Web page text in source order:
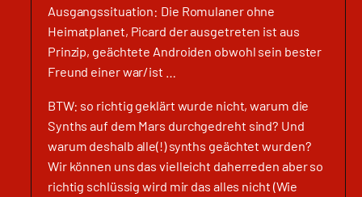
Ausgangssituation: Die Romulaner ohne
Heimatplanet, Picard der ausgetreten ist aus
Prinzip, geächtete Androiden obwohl sein bester
Freund einer war/ist …
BTW: so richtig geklärt wurde nicht, warum die
Synths auf dem Mars durchgedreht sind? Und
warum deshalb alle(!) synths geächtet wurden?
Wir können uns das vielleicht daherreden aber so
richtig schlüssig wird mir das alles nicht (Wie